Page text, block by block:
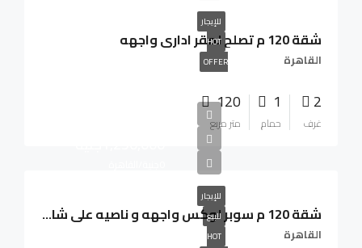
للإيجار
HOT
OFFER
شقة 120 م تصلح لمقر ادارى واجهه
القاهرة
2
غرف
1
حمام
120
متر مربع
للإيجار
للبيع
HOT
شقة 120 م سوبر لوكس واجهه و ناصيه على شارعين الدور السادس يوجد 2 اسانسير
القاهرة